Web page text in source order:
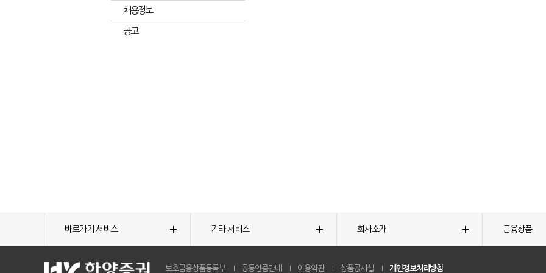
채용정보
공고
바로가기 서비스 기타 서비스 회사소개 금융상품
보호금융상품등록부 공동인증안내 이용약관 상품공시실 개인정보처리방침